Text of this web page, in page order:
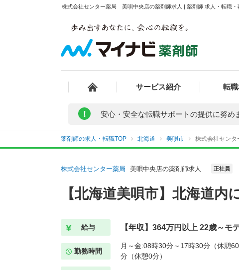
株式会社センター薬局 美唄中央店の薬剤師求人 | 薬剤師 求人・転職・
サービス紹介 転
! 安心・安全な転職サポートの提供に努め
薬剤師の求人・転職TOP 北海道 美唄市 株式会社セン
株式会社センター薬局 美唄中央店の薬剤師求人 正社員
【北海道美唄市】北海道
給与 【年収】364万円以上 22歳～モ
勤務時間
月～金:08時30分～17時30分（休憩
分（休憩0分）